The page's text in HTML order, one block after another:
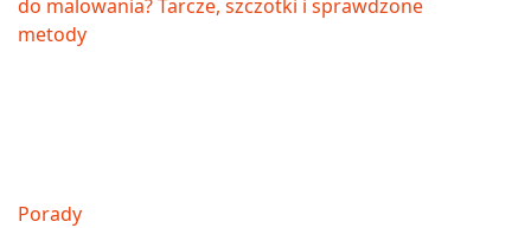
Porady